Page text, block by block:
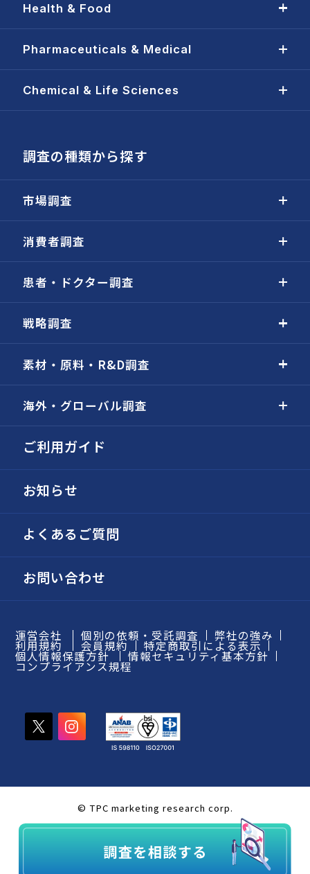
Health & Food
Pharmaceuticals & Medical
Chemical & Life Sciences
調査の種類から探す
市場調査
消費者調査
患者・ドクター調査
戦略調査
素材・原料・R&D調査
海外・グローバル調査
ご利用ガイド
お知らせ
よくあるご質問
お問い合わせ
運営会社 個別の依頼・受託調査 弊社の強み
利用規約 会員規約 特定商取引による表示
個人情報保護方針 情報セキュリティ基本方針
コンプライアンス規程
© TPC marketing research corp.